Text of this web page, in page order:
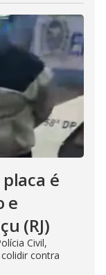
é
e
(RJ)
Civil,
contra